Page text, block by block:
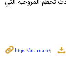
تحطم المروحية التي